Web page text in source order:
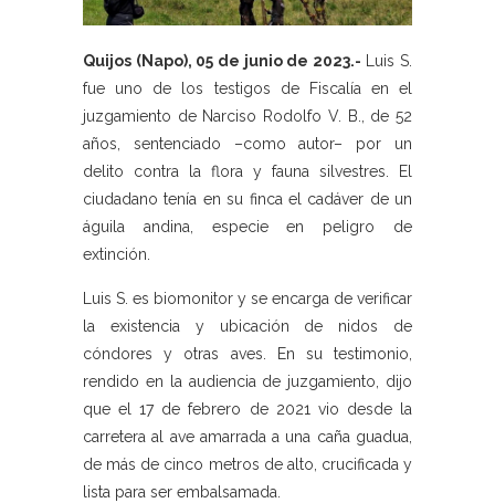
Quijos (Napo), 05 de junio de 2023.- Luis S.
fue uno de los testigos de Fiscalía en el
juzgamiento de Narciso Rodolfo V. B., de 52
años, sentenciado –como autor– por un
delito contra la flora y fauna silvestres. El
ciudadano tenía en su finca el cadáver de un
águila andina, especie en peligro de
extinción.
Luis S. es biomonitor y se encarga de verificar
la existencia y ubicación de nidos de
cóndores y otras aves. En su testimonio,
rendido en la audiencia de juzgamiento, dijo
que el 17 de febrero de 2021 vio desde la
carretera al ave amarrada a una caña guadua,
de más de cinco metros de alto, crucificada y
lista para ser embalsamada.